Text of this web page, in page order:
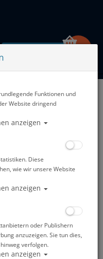
- Handschuhe
Funktionen und
Website dringend
anzeigen
Diese
wie wir unsere Website
anzeigen
oder Publishern
anzuzeigen. Sie tun dies,
verfolgen.
anzeigen